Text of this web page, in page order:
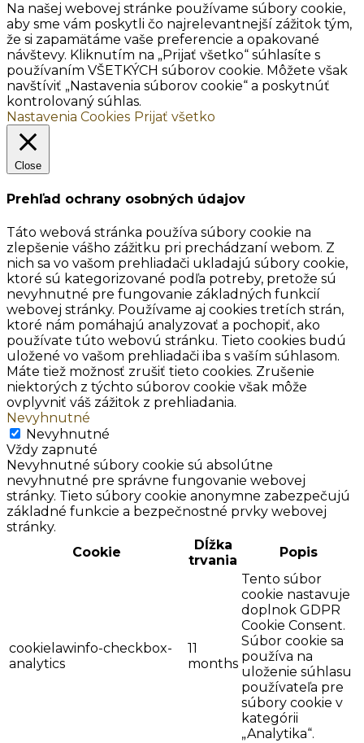
Na našej webovej stránke používame súbory cookie,
aby sme vám poskytli čo najrelevantnejší zážitok tým,
že si zapamätáme vaše preferencie a opakované
návštevy. Kliknutím na „Prijať všetko“ súhlasíte s
používaním VŠETKÝCH súborov cookie. Môžete však
navštíviť „Nastavenia súborov cookie“ a poskytnúť
kontrolovaný súhlas.
Nastavenia Cookies Prijať všetko
Close
Prehľad ochrany osobných údajov
Táto webová stránka používa súbory cookie na
zlepšenie vášho zážitku pri prechádzaní webom. Z
nich sa vo vašom prehliadači ukladajú súbory cookie,
ktoré sú kategorizované podľa potreby, pretože sú
nevyhnutné pre fungovanie základných funkcií
webovej stránky. Používame aj cookies tretích strán,
ktoré nám pomáhajú analyzovať a pochopiť, ako
používate túto webovú stránku. Tieto cookies budú
uložené vo vašom prehliadači iba s vaším súhlasom.
Máte tiež možnosť zrušiť tieto cookies. Zrušenie
niektorých z týchto súborov cookie však môže
ovplyvniť váš zážitok z prehliadania.
Nevyhnutné
Nevyhnutné
Vždy zapnuté
Nevyhnutné súbory cookie sú absolútne
nevyhnutné pre správne fungovanie webovej
stránky. Tieto súbory cookie anonymne zabezpečujú
základné funkcie a bezpečnostné prvky webovej
stránky.
Cookie
Dĺžka
trvania
Popis
cookielawinfo-checkbox-
analytics
11
months
Tento súbor
cookie nastavuje
doplnok GDPR
Cookie Consent.
Súbor cookie sa
používa na
uloženie súhlasu
používateľa pre
súbory cookie v
kategórii
„Analytika“.